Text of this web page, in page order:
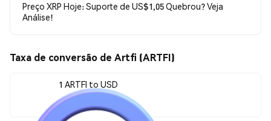
Preço XRP Hoje: Suporte de US$1,05 Quebrou? Veja
Análise!
Taxa de conversão de Artfi (ARTFI)
1 ARTFI to USD
$0.00077015